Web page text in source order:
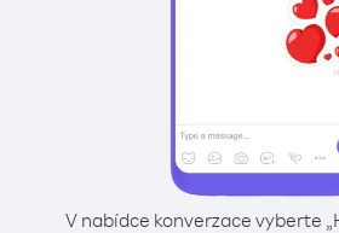
V nabídce konverzace vyberte